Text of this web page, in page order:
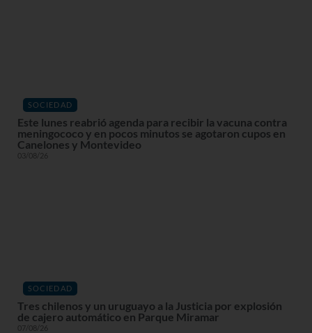
SOCIEDAD
Este lunes reabrió agenda para recibir la vacuna contra
meningococo y en pocos minutos se agotaron cupos en
Canelones y Montevideo
03/08/26
SOCIEDAD
Tres chilenos y un uruguayo a la Justicia por explosión
de cajero automático en Parque Miramar
07/08/26